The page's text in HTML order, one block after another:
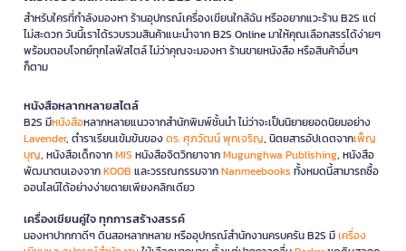
สำหรับใครที่กำลังมองหา ร้านอุปกรณ์เครื่องเขียนใกล้ฉัน หรืออยากแวะร้าน B2S แต่
ไม่สะดวก วันนี้เราได้รวบรวมสินค้าแนะนำจาก B2S Online มาให้คุณเลือกสรรได้ง่ายๆ
พร้อมตอบโจทย์ทุกไลฟ์สไตล์ ไม่ว่าคุณจะมองหา ร้านขายหนังสือ หรือสินค้าอื่นๆ
ก็ตาม
หนังสือหลากหลายสไตล์
B2S มีหนังสือหลากหลายแนวจากสำนักพิมพ์ชั้นนำ ไม่ว่าจะเป็นนิยายยอดนิยมอย่าง
Lavender, ตำราเรียนเข้มข้นของดร. ศุภวัฒน์ พุกเจริญ, นิตยสารอัปเดตจากเพ็ญ
บุญ, หนังสือเด็กจากMIS หนังสือจิตวิทยาจากMugunghwa Publishing, หนังสือ
พัฒนาตนเองจากKOOB และวรรณกรรมจากNanmeebooks ทั้งหมดนี้สามารถซื้อ
ออนไลน์ได้อย่างง่ายดายเพียงคลิกเดียว
เครื่องเขียนคู่ใจ ทุกการสร้างสรรค์
มองหาปากกาดีๆ ดินสอหลากหลาย หรืออุปกรณ์สำนักงานครบครัน B2S มีเครื่อง